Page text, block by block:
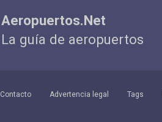
Aeropuertos.Net
La guía de aeropuertos
Contacto Advertencia legal Tags